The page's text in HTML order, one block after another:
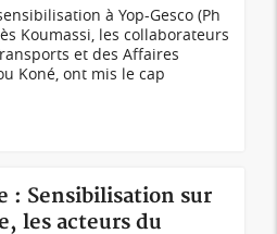
à Yop-Gesco (Ph
Koumassi, les collaborateurs
et des Affaires
Koné, ont mis le cap
: Sensibilisation sur
les acteurs du